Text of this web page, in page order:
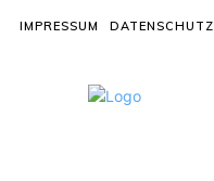
IMPRESSUM DATENSCHUTZ